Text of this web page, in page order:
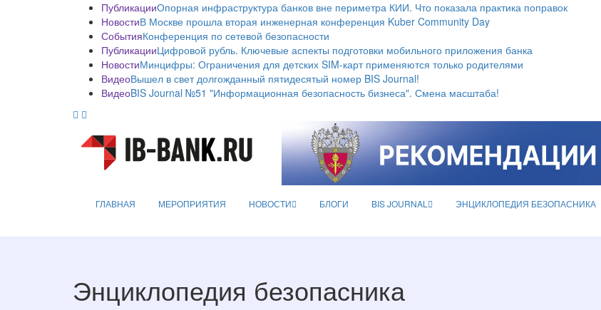
ПубликацииОпорная инфраструктура банков вне периметра КИИ. Что показала практика поправок
НовостиВ Москве прошла вторая инженерная конференция Kuber Community Day
СобытияКонференция по сетевой безопасности
ПубликацииЦифровой рубль. Ключевые аспекты подготовки мобильного приложения банка
НовостиМинцифры: Ограничения для детских SIM-карт применяются только родителями
ВидеоВышел в свет долгожданный пятидесятый номер BIS Journal!
ВидеоBIS Journal №51 "Информационная безопасность бизнеса". Смена масштаба!
ГЛАВНАЯ МЕРОПРИЯТИЯ НОВОСТИ БЛОГИ BIS JOURNAL ЭНЦИКЛОПЕДИЯ БЕЗОПАСНИКА
Энциклопедия безопасника